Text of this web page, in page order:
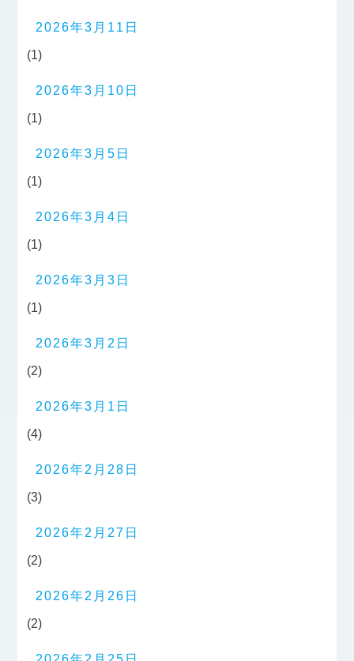
2026年3月11日
(1)
2026年3月10日
(1)
2026年3月5日
(1)
2026年3月4日
(1)
2026年3月3日
(1)
2026年3月2日
(2)
2026年3月1日
(4)
2026年2月28日
(3)
2026年2月27日
(2)
2026年2月26日
(2)